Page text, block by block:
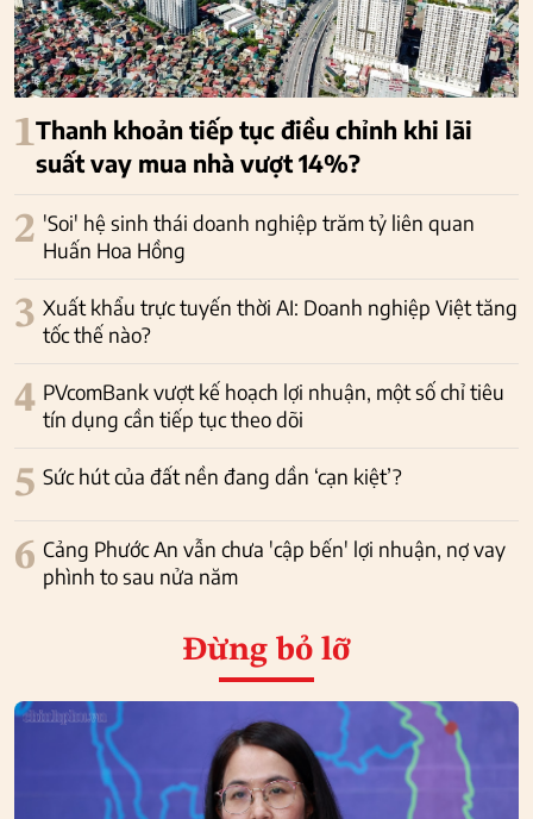
1Thanh khoản tiếp tục điều chỉnh khi lãi
suất vay mua nhà vượt 14%?
2 'Soi' hệ sinh thái doanh nghiệp trăm tỷ liên quan
Huấn Hoa Hồng
3 Xuất khẩu trực tuyến thời AI: Doanh nghiệp Việt tăng
tốc thế nào?
4 PVcomBank vượt kế hoạch lợi nhuận, một số chỉ tiêu
tín dụng cần tiếp tục theo dõi
5 Sức hút của đất nền đang dần ‘cạn kiệt’?
6 Cảng Phước An vẫn chưa 'cập bến' lợi nhuận, nợ vay
phình to sau nửa năm
Đừng bỏ lỡ